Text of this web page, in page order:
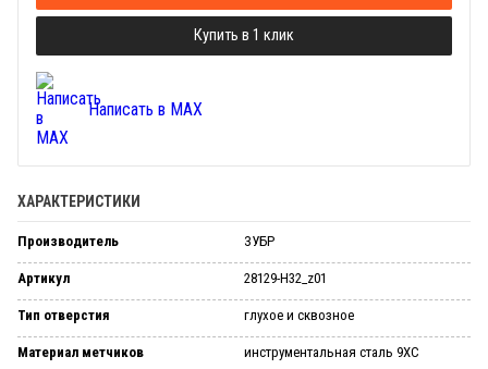
Купить в 1 клик
Написать в MAX
ХАРАКТЕРИСТИКИ
Производитель ЗУБР
Артикул 28129-H32_z01
Тип отверстия глухое и сквозное
Материал метчиков инструментальная сталь 9ХС